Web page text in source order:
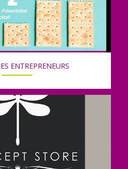
ENTREPRENEURS